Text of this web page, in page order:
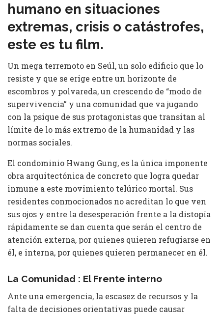
humano en situaciones
extremas, crisis o catástrofes,
este es tu film.
Un mega terremoto en Seúl, un solo edificio que lo
resiste y que se erige entre un horizonte de
escombros y polvareda, un crescendo de “modo de
supervivencia” y una comunidad que va jugando
con la psique de sus protagonistas que transitan al
límite de lo más extremo de la humanidad y las
normas sociales.
El condominio Hwang Gung, es la única imponente
obra arquitectónica de concreto que logra quedar
inmune a este movimiento telúrico mortal. Sus
residentes conmocionados no acreditan lo que ven
sus ojos y entre la desesperación frente a la distopía
rápidamente se dan cuenta que serán el centro de
atención externa, por quienes quieren refugiarse en
él, e interna, por quienes quieren permanecer en él.
La Comunidad : El Frente interno
Ante una emergencia, la escasez de recursos y la
falta de decisiones orientativas puede causar